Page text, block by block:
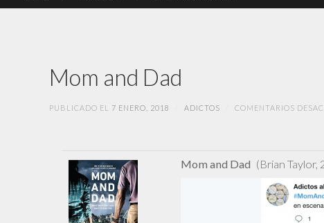
Mom and Dad
PUBLICADO EL 7 ENERO, 2018 ADICTOS COMENTARIOS
Mom and Dad (Brian Taylor,